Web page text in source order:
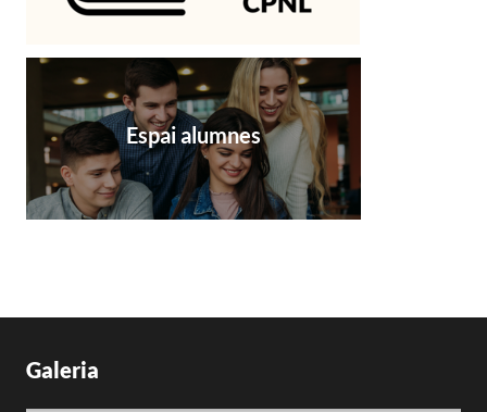
Espai alumnes
Galeria